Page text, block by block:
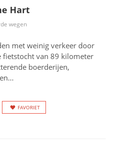
Hart
wegen
met weinig verkeer door
fietstocht van 89 kilometer
boerderijen,
FAVORIET